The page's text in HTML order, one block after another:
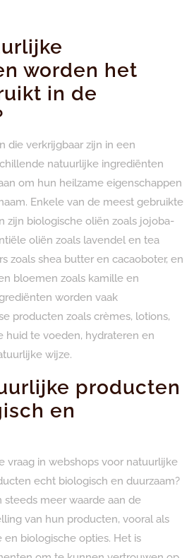
worden het
in de
die verkrijgbaar zijn in een
natuurlijke ingrediënten
om hun heilzame eigenschappen
Enkele van de meest gebruikte
zijn biologische oliën zoals jojoba-
oliën zoals lavendel en tea
zoals shea butter en cacaoboter, en
bloemen zoals kamille en
worden vaak
producten zoals crèmes, lotions,
huid te voeden, hydrateren en
wijze.
producten
en
vraag in webshops voor natuurlijke
echt biologisch en duurzaam?
meer waarde aan de
van hun producten, vooral als
biologische opties. Het is